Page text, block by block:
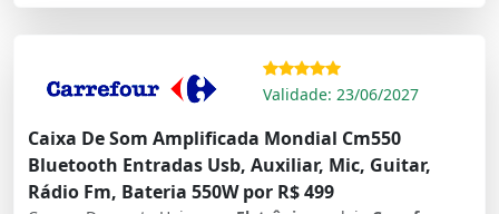
Validade: 23/06/2027
Caixa De Som Amplificada Mondial Cm550
Bluetooth Entradas Usb, Auxiliar, Mic, Guitar,
Rádio Fm, Bateria 550W por R$ 499